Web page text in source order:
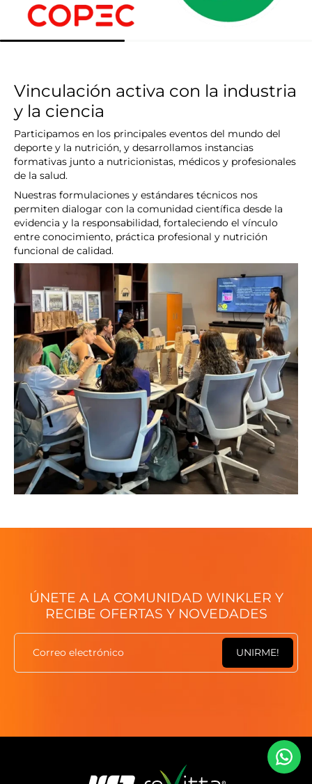
Vinculación activa con la industria
y la ciencia
Participamos en los principales eventos del mundo del
deporte y la nutrición, y desarrollamos instancias
formativas junto a nutricionistas, médicos y profesionales
de la salud.
Nuestras formulaciones y estándares técnicos nos
permiten dialogar con la comunidad científica desde la
evidencia y la responsabilidad, fortaleciendo el vínculo
entre conocimiento, práctica profesional y nutrición
funcional de calidad.
ÚNETE A LA COMUNIDAD WINKLER Y
RECIBE OFERTAS Y NOVEDADES
Correo electrónico UNIRME!